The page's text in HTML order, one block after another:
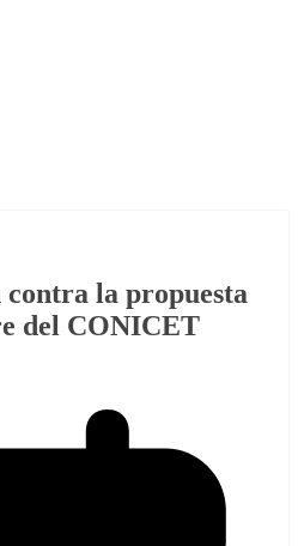
contra la propuesta
del CONICET